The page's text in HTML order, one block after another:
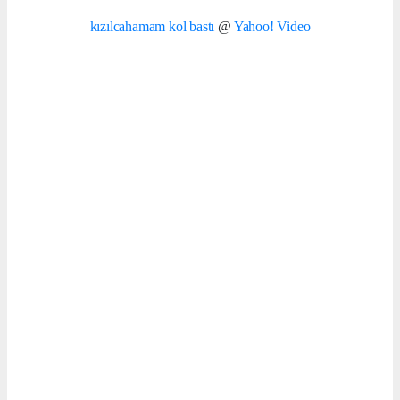
kızılcahamam kol bastı @ Yahoo! Video